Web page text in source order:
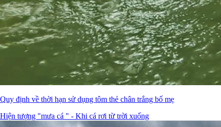
Quy định về thời hạn sử dụng tôm thẻ chân trắng bố mẹ
Hiện tượng "mưa cá " - Khi cá rơi từ trời xuống